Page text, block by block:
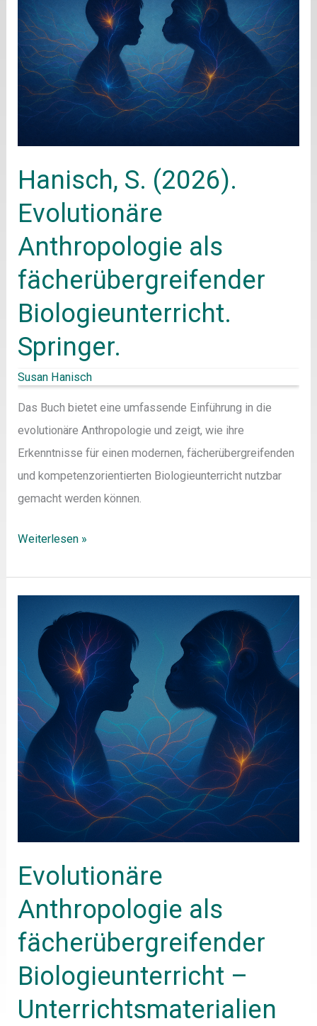
Hanisch, S. (2026).
Evolutionäre
Anthropologie als
fächerübergreifender
Biologieunterricht.
Springer.
Susan Hanisch
Das Buch bietet eine umfassende Einführung in die
evolutionäre Anthropologie und zeigt, wie ihre
Erkenntnisse für einen modernen, fächerübergreifenden
und kompetenzorientierten Biologieunterricht nutzbar
gemacht werden können.
(2026).
Evolutionäre
Anthropologie
fächerübergreifender
Springer.
Weiterlesen »
Evolutionäre
Anthropologie als
fächerübergreifender
Biologieunterricht –
Unterrichtsmaterialien
Anthropologie
fächerübergreifender
Biologieunterricht
–
Unterrichtsmaterialien